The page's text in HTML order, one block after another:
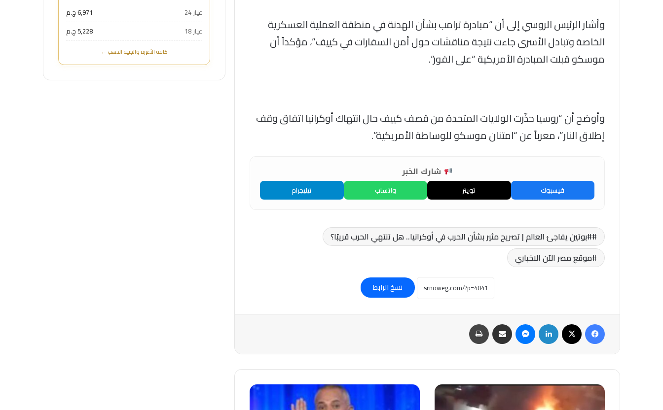
وأشار الرئيس الروسي إلى أن “مبادرة ترامب بشأن الهدنة في منطقة العملية العسكرية
الخاصة وتبادل الأسرى جاءت نتيجة مناقشات حول أمن السفارات في كييف”، مؤكداً أن
موسكو قبلت المبادرة الأمريكية “على الفور”.
وأوضح أن “روسيا حذّرت الولايات المتحدة من قصف كييف حال انتهاك أوكرانيا اتفاق وقف
إطلاق النار”، معرباً عن “امتنان موسكو للوساطة الأمريكية”.
شارك الخبر
فيسبوك تويتر واتساب تيليجرام
#بوتين يفاجئ العالم | تصريح مثير بشأن الحرب في أوكرانيا.. هل تنتهي الحرب قريبًا؟
موقع مصر الآن الاخباري
نسخ الرابط
فيسبوك لينكدإن ماسنجر مشاركة عبر البريد
انفجار
#أحمدموسى
عيار 24
6,971 ج.م
عيار 18
5,228 ج.م
كافة الأعيرة والجنيه الذهب ←